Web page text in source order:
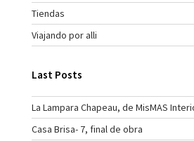
Tiendas
Viajando por alli
Last Posts
La Lampara Chapeau, de MisMAS
Casa Brisa- 7, final de obra